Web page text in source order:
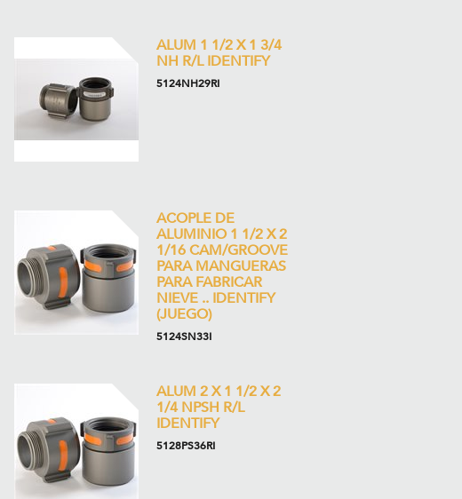
ALUM 1 1/2 X 1 3/4
NH R/L IDENTIFY
5124NH29RI
ACOPLE DE
ALUMINIO 1 1/2 X 2
1/16 CAM/GROOVE
PARA MANGUERAS
PARA FABRICAR
NIEVE .. IDENTIFY
(JUEGO)
5124SN33I
ALUM 2 X 1 1/2 X 2
1/4 NPSH R/L
IDENTIFY
5128PS36RI